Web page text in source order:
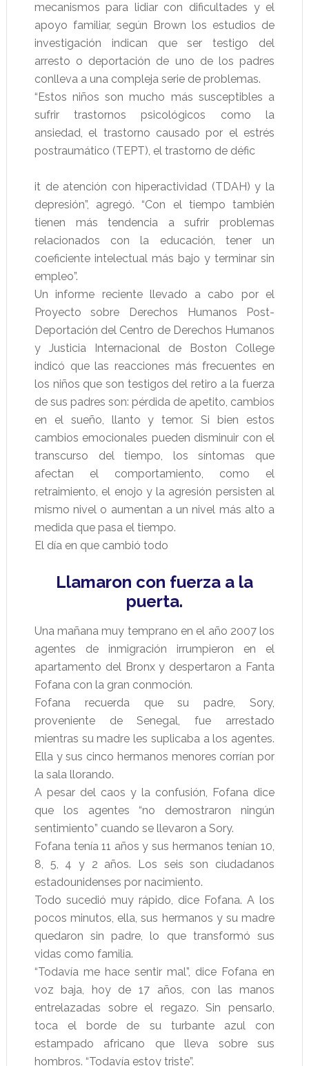
mecanismos para lidiar con dificultades y el
apoyo familiar, según Brown los estudios de
investigación indican que ser testigo del
arresto o deportación de uno de los padres
conlleva a una compleja serie de problemas.
“Estos niños son mucho más susceptibles a
sufrir trastornos psicológicos como la
ansiedad, el trastorno causado por el estrés
postraumático (TEPT), el trastorno de défic
it de atención con hiperactividad (TDAH) y la
depresión”, agregó. “Con el tiempo también
tienen más tendencia a sufrir problemas
relacionados con la educación, tener un
coeficiente intelectual más bajo y terminar sin
empleo”.
Un informe reciente llevado a cabo por el
Proyecto sobre Derechos Humanos Post-
Deportación del Centro de Derechos Humanos
y Justicia Internacional de Boston College
indicó que las reacciones más frecuentes en
los niños que son testigos del retiro a la fuerza
de sus padres son: pérdida de apetito, cambios
en el sueño, llanto y temor. Si bien estos
cambios emocionales pueden disminuir con el
transcurso del tiempo, los síntomas que
afectan el comportamiento, como el
retraimiento, el enojo y la agresión persisten al
mismo nivel o aumentan a un nivel más alto a
medida que pasa el tiempo.
El día en que cambió todo
Llamaron con fuerza a la
puerta.
Una mañana muy temprano en el año 2007 los
agentes de inmigración irrumpieron en el
apartamento del Bronx y despertaron a Fanta
Fofana con la gran conmoción.
Fofana recuerda que su padre, Sory,
proveniente de Senegal, fue arrestado
mientras su madre les suplicaba a los agentes.
Ella y sus cinco hermanos menores corrían por
la sala llorando.
A pesar del caos y la confusión, Fofana dice
que los agentes “no demostraron ningún
sentimiento” cuando se llevaron a Sory.
Fofana tenía 11 años y sus hermanos tenían 10,
8, 5, 4 y 2 años. Los seis son ciudadanos
estadounidenses por nacimiento.
Todo sucedió muy rápido, dice Fofana. A los
pocos minutos, ella, sus hermanos y su madre
quedaron sin padre, lo que transformó sus
vidas como familia.
“Todavía me hace sentir mal”, dice Fofana en
voz baja, hoy de 17 años, con las manos
entrelazadas sobre el regazo. Sin pensarlo,
toca el borde de su turbante azul con
estampado africano que lleva sobre sus
hombros. “Todavía estoy triste”.